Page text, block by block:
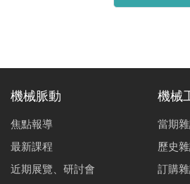
機械脈動
焦點報導
最新課程
近期展覽、研討會
機械
當期
歷史
訂購